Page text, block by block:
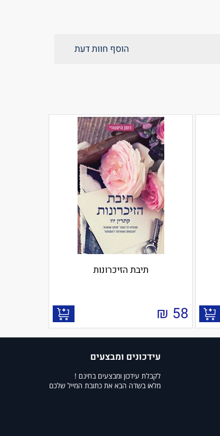
הוסף חוות דעת
תיבת הזיכרונות
58
₪
עידכונים ומבצעים
לקבלת עידכון ומבצעים בחינם !
מלאו בשדה הבא את כתובת המייל שלכם